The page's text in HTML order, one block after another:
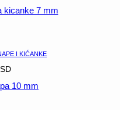
kicanke 7 mm
I KIĆANKE
10 mm